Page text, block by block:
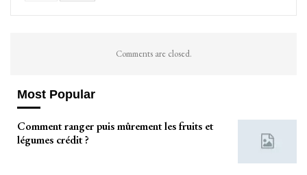
Comments are closed.
Most Popular
Comment ranger puis mûrement les fruits et
légumes crédit ?